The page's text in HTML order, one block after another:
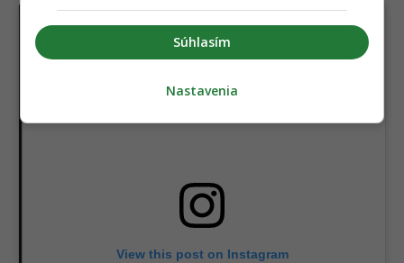
View this post on Instagram
Súhlasím
Nastavenia